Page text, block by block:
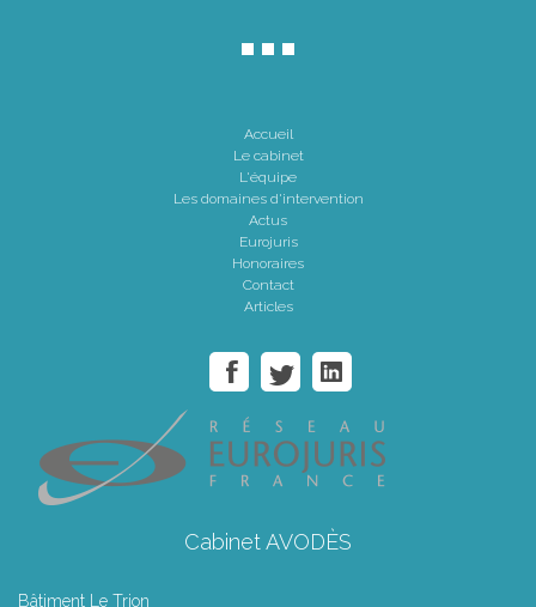
Accueil
Le cabinet
L'équipe
Les domaines d'intervention
Actus
Eurojuris
Honoraires
Contact
Articles
Cabinet AVODÈS
Bâtiment Le Trion